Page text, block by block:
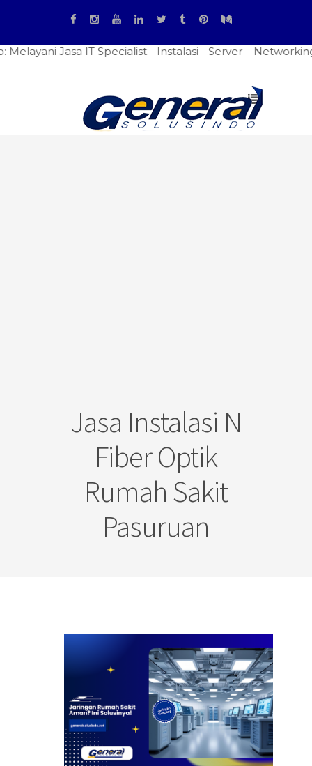
IT Specialist - Instalasi - Server – Networking -
Jasa Instalasi N
Fiber Optik
Rumah Sakit
Pasuruan